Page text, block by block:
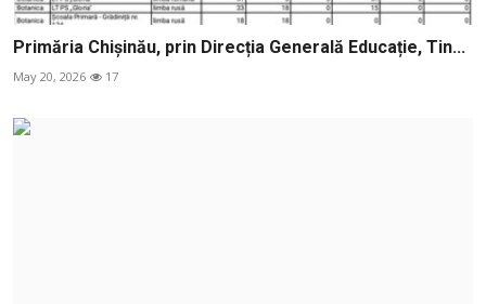
Primăria Chișinău, prin Direcția Generală Educație, Tin...
May 20, 2026 17